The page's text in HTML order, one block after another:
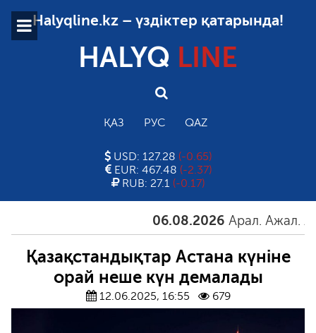
Halyqline.kz – үздіктер қатарында!
HALYQ LINE
ҚАЗ РУС QAZ
USD: 127.28 (-0.65)
EUR: 467.48 (-2.37)
RUB: 27.1 (-0.17)
06.08.2026 Арал. Ажал.
Қазақстандықтар Астана күніне
орай неше күн демалады
12.06.2025, 16:55 679